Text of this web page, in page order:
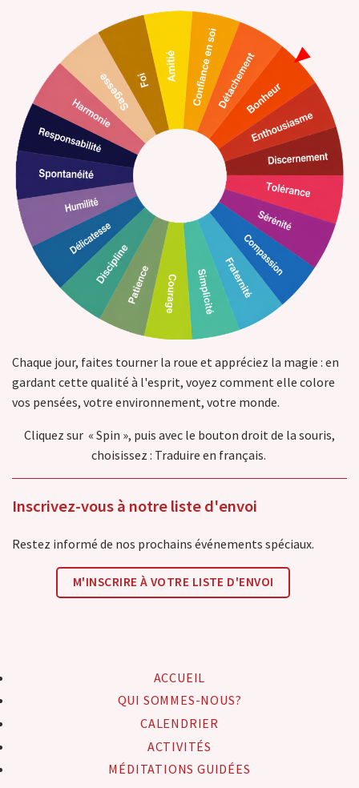
Chaque jour, faites tourner la roue et appréciez la magie : en
gardant cette qualité à l'esprit, voyez comment elle colore
vos pensées, votre environnement, votre monde.
Cliquez sur « Spin », puis avec le bouton droit de la souris,
choisissez : Traduire en français.
Inscrivez-vous à notre liste d'envoi
Restez informé de nos prochains événements spéciaux.
M'INSCRIRE À VOTRE LISTE D'ENVOI
ACCUEIL
QUI SOMMES-NOUS?
CALENDRIER
ACTIVITÉS
MÉDITATIONS GUIDÉES